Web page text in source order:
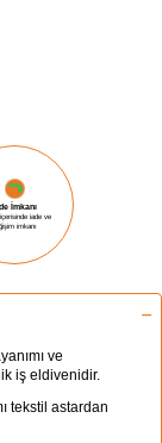
İmkanı
iade ve
imkanı
ve
iş eldivenidir.
tekstil astardan